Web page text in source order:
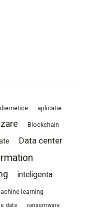
aplicatie
Blockchain
Data center
inteligenta
learning
date ransomware